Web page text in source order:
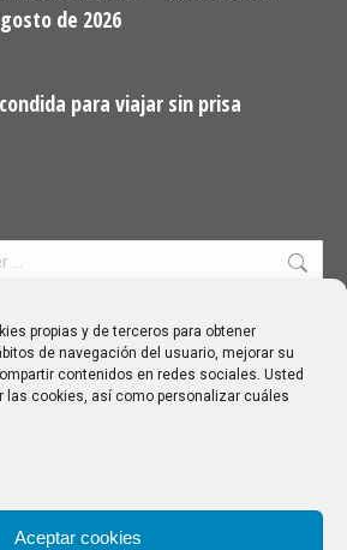
propias y de terceros para obtener
de navegación del usuario, mejorar su
contenidos en redes sociales. Usted
las cookies, así como personalizar cuáles
Aceptar cookies
de 2026
para viajar sin prisa
de privacidad|Política de cookies